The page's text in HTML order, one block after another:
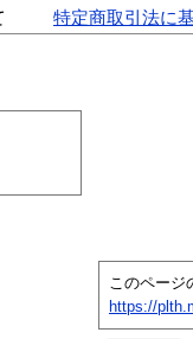
特定商取引法に
このページ
https://